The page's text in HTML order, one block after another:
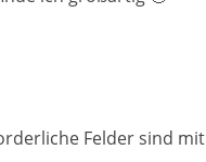
Felder sind mit